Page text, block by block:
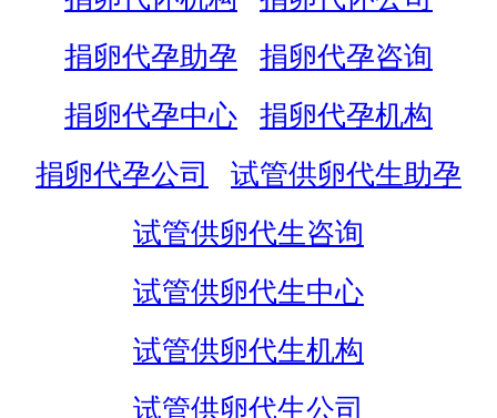
捐卵代孕助孕
捐卵代孕咨询
捐卵代孕中心
捐卵代孕机构
捐卵代孕公司
试管供卵代生助孕
试管供卵代生咨询
试管供卵代生中心
试管供卵代生机构
试管供卵代生公司